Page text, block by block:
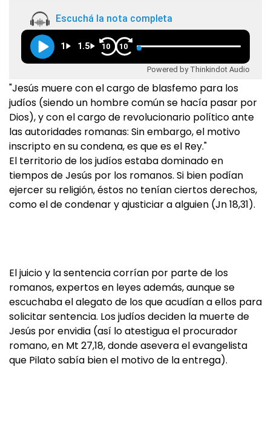
Escuchá la nota completa
1 1.5 10 10
Powered by Thinkindot Audio
"Jesús muere con el cargo de blasfemo para los
judíos (siendo un hombre común se hacía pasar por
Dios), y con el cargo de revolucionario político ante
las autoridades romanas: Sin embargo, el motivo
inscripto en su condena, es que es el Rey."
El territorio de los judíos estaba dominado en
tiempos de Jesús por los romanos. Si bien podían
ejercer su religión, éstos no tenían ciertos derechos,
como el de condenar y ajusticiar a alguien (Jn 18,31).
El juicio y la sentencia corrían por parte de los
romanos, expertos en leyes además, aunque se
escuchaba el alegato de los que acudían a ellos para
solicitar sentencia. Los judíos deciden la muerte de
Jesús por envidia (así lo atestigua el procurador
romano, en Mt 27,18, donde asevera el evangelista
que Pilato sabía bien el motivo de la entrega).